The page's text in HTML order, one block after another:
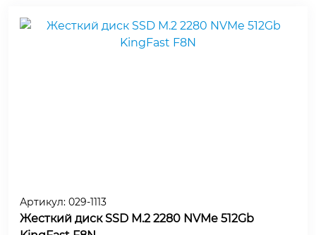
Артикул: 029-1113
Жесткий диск SSD M.2 2280 NVMe 512Gb